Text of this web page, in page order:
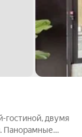
гостиной, двумя
Панорамные